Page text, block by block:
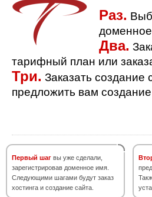
Раз.
Два.
тарифный план или
Три. Заказать
предложить вам
Первый шаг вы уже сделали,
зарегистрировав доменное имя.
Следующими шагами будут заказ
хостинга и создание сайта.